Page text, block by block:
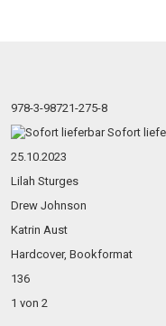
978-3-98721-275-8
Sofort
25.10.2023
Lilah Sturges
Drew Johnson
Katrin Aust
Hardcover, Bookformat
136
1 von 2